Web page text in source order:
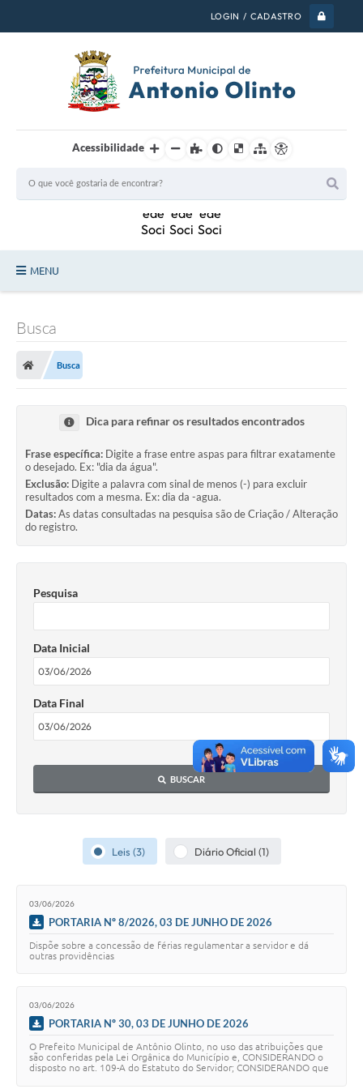
LOGIN / CADASTRO
Acessibilidade
MENU
Secretarias
A Nossa Cidade
Diário Oficial
Plano Diretor 2025
PSS 2025
Perguntas Frequentes
Leis Municipais
Transparencia publica Agro Olinto
Contato
Plano Municipal de Educação-PME
Programa para Cotações de Preços
Programa para Elaboração de Proposta
Portarias
Leis
Protocolo
A Prefeitura
Busca
Busca
Dica para refinar os resultados encontrados
Frase específica: Digite a frase entre aspas para filtrar exatamente
o desejado. Ex: "dia da água".
Exclusão: Digite a palavra com sinal de menos (-) para excluir
resultados com a mesma. Ex: dia da -agua.
Datas:As datas consultadas na pesquisa são de Criação / Alteração
do registro.
Pesquisa
Data Inicial
Data Final
BUSCAR
Leis (3) Diário Oficial (1)
03/06/2026
PORTARIA Nº 8/2026, 03 DE JUNHO DE 2026
Dispõe sobre a concessão de férias regulamentar a servidor e dá
outras providências
03/06/2026
PORTARIA Nº 30, 03 DE JUNHO DE 2026
O Prefeito Municipal de Antônio Olinto, no uso das atribuições que
são conferidas pela Lei Orgânica do Município e, CONSIDERANDO o
disposto no art. 109-A do Estatuto do Servidor; CONSIDERANDO que